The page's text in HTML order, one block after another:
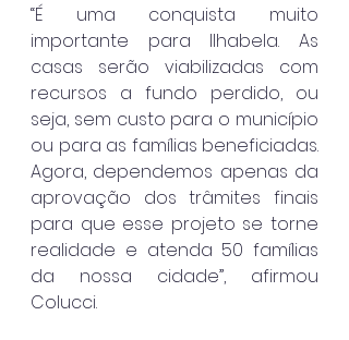
“É uma conquista muito
importante para Ilhabela. As
casas serão viabilizadas com
recursos a fundo perdido, ou
seja, sem custo para o município
ou para as famílias beneficiadas.
Agora, dependemos apenas da
aprovação dos trâmites finais
para que esse projeto se torne
realidade e atenda 50 famílias
da nossa cidade”, afirmou
Colucci.